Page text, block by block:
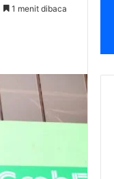
1 menit dibaca